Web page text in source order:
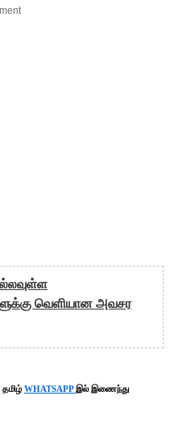
வெளியான அவசர
WHATSAPPஇல் இணைந்து